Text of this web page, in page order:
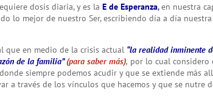
dosis diaria, y es la E de Esperanza,en nuestra
lo mejor de nuestro Ser, escribiendo día a día
que en medio de la crisis actual “la realidad inminente
de la familia” (para saber más), por lo cual
siempre podemos acudir y que se extiende más
a través de los vínculos que hacemos y que se nutre